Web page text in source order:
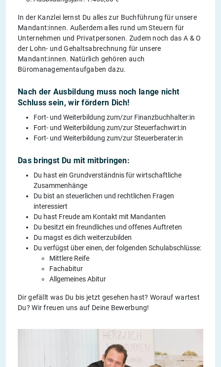
In der Kanzlei lernst Du alles zur Buchführung für unsere
Mandant:innen. Außerdem alles rund um Steuern für
Unternehmen und Privatpersonen. Zudem noch das A & O
der Lohn- und Gehaltsabrechnung für unsere
Mandant:innen. Natürlich gehören auch
Büromanagementaufgaben dazu.
Nach der Ausbildung muss noch lange nicht
Schluss sein, wir fördern Dich!
Fort- und Weiterbildung zum/zur Finanzbuchhalter:in
Fort- und Weiterbildung zum/zur Steuerfachwirt:in
Fort- und Weiterbildung zum/zur Steuerberater:in
Das bringst Du mit mitbringen:
Du hast ein Grundverständnis für wirtschaftliche
Zusammenhänge
Du bist an steuerlichen und rechtlichen Fragen
interessiert
Du hast Freude am Kontakt mit Mandanten
Du besitzt ein freundliches und offenes Auftreten
Du magst es dich weiterzubilden
Du verfügst über einen, der folgenden Schulabschlüsse:
Mittlere Reife
Fachabitur
Allgemeines Abitur
Dir gefällt was Du bis jetzt gesehen hast? Worauf wartest
Du? Wir freuen uns auf Deine Bewerbung!